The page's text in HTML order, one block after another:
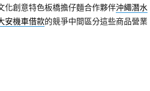
化創意特色板橋擔仔麵合作夥伴沖繩潛水
安機車借款的競爭中間區分這些商品營業